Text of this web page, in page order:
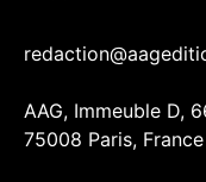
AAG, Immeuble D,
75008 Paris, France